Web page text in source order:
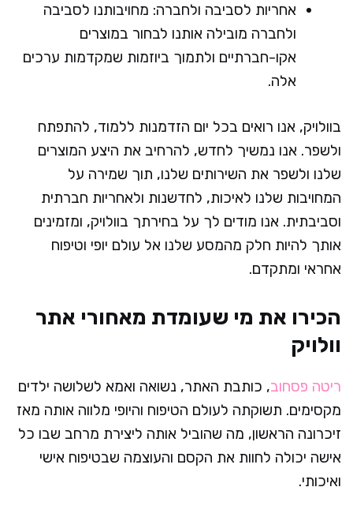
אחריות לסביבה ולחברה: מחויבותנו לסביבה
ולחברה מובילה אותנו לבחור במוצרים
אקו-חברתיים ולתמוך ביוזמות שמקדמות ערכים
אלה.
בוולויק, אנו רואים בכל יום הזדמנות ללמוד, להתפתח
ולשפר. אנו נמשיך לחדש, להרחיב את היצע המוצרים
שלנו ולשפר את השירותים שלנו, תוך שמירה על
המחויבות שלנו לאיכות, לחדשנות ולאחריות חברתית
וסביבתית. אנו מודים לך על בחירתך בוולויק, ומזמינים
אותך להיות חלק מהמסע שלנו אל עולם יופי וטיפוח
אחראי ומתקדם.
הכירו את מי שעומדת מאחורי אתר
וולויק
ריטה פסחוב, כותבת האתר, נשואה ואמא לשלושה ילדים
מקסימים. תשוקתה לעולם הטיפוח והיופי מלווה אותה מאז
זיכרונה הראשון, מה שהוביל אותה ליצירת מרחב שבו כל
אישה יכולה לחוות את הקסם והעוצמה שבטיפוח אישי
ואיכותי.